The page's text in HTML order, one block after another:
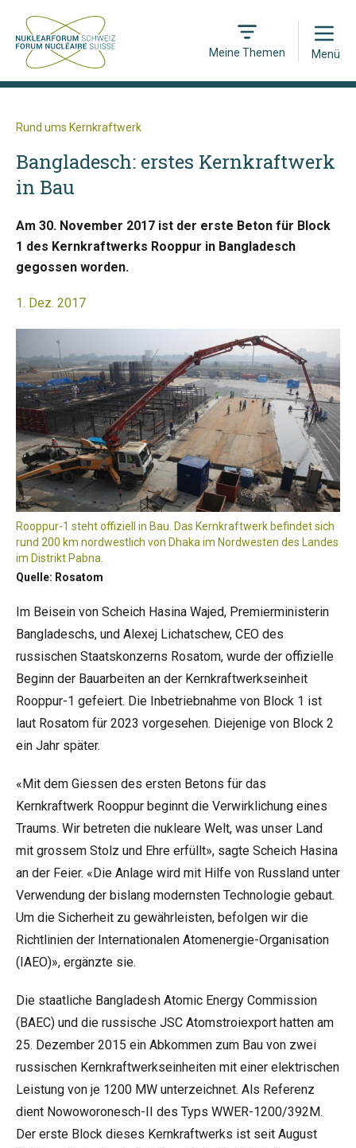
Meine Themen
Open
Menü
Rund ums Kernkraftwerk
Bangladesch: erstes Kernkraftwerk
in Bau
Am 30. November 2017 ist der erste Beton für Block
1 des Kernkraftwerks Rooppur in Bangladesch
gegossen worden.
1. Dez. 2017
Rooppur-1 steht offiziell in Bau. Das Kernkraftwerk befindet sich
rund 200 km nordwestlich von Dhaka im Nordwesten des Landes
im Distrikt Pabna.
Quelle: Rosatom
Im Beisein von Scheich Hasina Wajed, Premierministerin
Bangladeschs, und Alexej Lichatschew, CEO des
russischen Staatskonzerns Rosatom, wurde der offizielle
Beginn der Bauarbeiten an der Kernkraftwerkseinheit
Rooppur-1 gefeiert. Die Inbetriebnahme von Block 1 ist
laut Rosatom für 2023 vorgesehen. Diejenige von Block 2
ein Jahr später.
«Mit dem Giessen des ersten Betons für das
Kernkraftwerk Rooppur beginnt die Verwirklichung eines
Traums. Wir betreten die nukleare Welt, was unser Land
mit grossem Stolz und Ehre erfüllt», sagte Scheich Hasina
an der Feier. «Die Anlage wird mit Hilfe von Russland unter
Verwendung der bislang modernsten Technologie gebaut.
Um die Sicherheit zu gewährleisten, befolgen wir die
Richtlinien der Internationalen Atomenergie-Organisation
(IAEO)», ergänzte sie.
Die staatliche Bangladesh Atomic Energy Commission
(BAEC) und die russische JSC Atomstroiexport hatten am
25. Dezember 2015 ein Abkommen zum Bau von zwei
russischen Kernkraftwerkseinheiten mit einer elektrischen
Leistung von je 1200 MW unterzeichnet. Als Referenz
dient Nowoworonesch-II des Typs WWER-1200/392M.
Der erste Block dieses Kernkraftwerks ist seit August